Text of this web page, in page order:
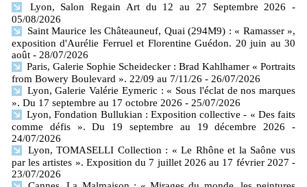
Lyon, Salon Regain Art du 12 au 27 Septembre 2026
-
05/08/2026
Saint Maurice les Châteauneuf, Quai (294M9) : « Ramasser »,
exposition d'Aurélie Ferruel et Florentine Guédon. 20 juin au 30
août - 28/07/2026
Paris, Galerie Sophie Scheidecker : Brad Kahlhamer « Portraits
from Bowery Boulevard ». 22/09 au 7/11/26 - 26/07/2026
Lyon, Galerie Valérie Eymeric : « Sous l'éclat de nos marques
». Du 17 septembre au 17 octobre 2026 - 25/07/2026
Lyon, Fondation Bullukian : Exposition collective - « Des faits
comme défis ». Du 19 septembre au 19 décembre 2026
-
24/07/2026
Lyon, TOMASELLI Collection : « Le Rhône et la Saône vus
par les artistes ». Exposition du 7 juillet 2026 au 17 février 2027 -
23/07/2026